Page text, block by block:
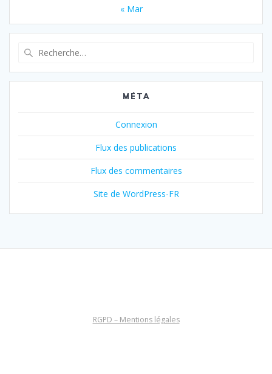
« Mar
MÉTA
Connexion
Flux des publications
Flux des commentaires
Site de WordPress-FR
RGPD – Mentions légales